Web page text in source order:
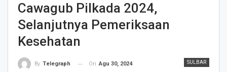
Cawagub Pilkada 2024,
Selanjutnya Pemeriksaan
Kesehatan
SULBAR
By Telegraph On Agu 30, 2024